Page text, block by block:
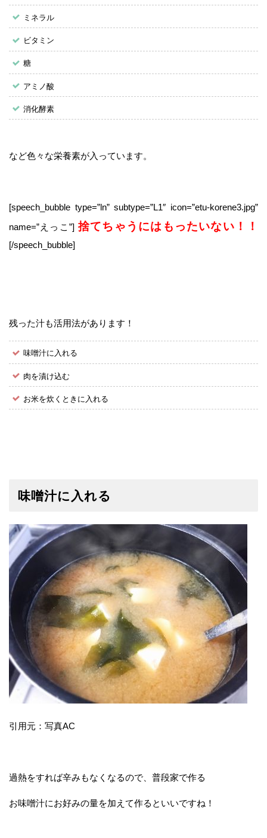
ミネラル
ビタミン
糖
アミノ酸
消化酵素
など色々な栄養素が入っています。
[speech_bubble type=”ln” subtype=”L1″ icon=”etu-korene3.jpg”
name=”えっこ”] 捨てちゃうにはもったいない！！
[/speech_bubble]
残った汁も活用法があります！
味噌汁に入れる
肉を漬け込む
お米を炊くときに入れる
味噌汁に入れる
引用元：写真AC
過熱をすれば辛みもなくなるので、普段家で作る
お味噌汁にお好みの量を加えて作るといいですね！